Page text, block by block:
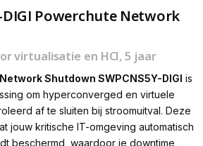
DIGI Powerchute Network
virtualisatie en HCI, 5 jaar
Shutdown SWPCNS5Y-DIGI is
om hyperconverged en virtuele
af te sluiten bij stroomuitval. Deze
jouw kritische IT-omgeving automatisch
beschermd, waardoor je downtime,